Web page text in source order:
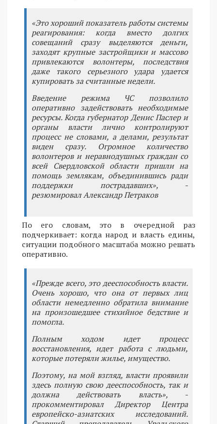
«Это хороший показатель работы системы
реагирования: когда вместо долгих
совещаний сразу выделяются деньги,
заходят крупные застройщики и массово
привлекаются волонтеры, последствия
даже такого серьезного удара удается
купировать за считанные недели.
Введение режима ЧС позволило
оперативно задействовать необходимые
ресурсы. Когда губернатор Денис Паслер и
органы власти лично контролируют
процесс не словами, а делами, результат
виден сразу. Огромное количество
волонтеров и неравнодушных граждан со
всей Свердловской области пришли на
помощь землякам, объединившись ради
поддержки пострадавших», -
резюмировал Александр Петраков
По его словам, это в очередной раз
подчеркивает: когда народ и власть едины,
ситуации подобного масштаба можно решать
оперативно.
«Прежде всего, это дееспособность власти.
Очень хорошо, что она от первых лиц
области немедленно обратила внимание
на произошедшее стихийное бедствие и
помогла.
Полным ходом идет процесс
восстановления, идет работа с людьми,
которые потеряли жилье, имущество.
Поэтому, на мой взгляд, власти проявили
здесь полную свою дееспособность, так и
должна действовать власть», -
прокомментировал Директор Центра
европейско-азиатских исследований.